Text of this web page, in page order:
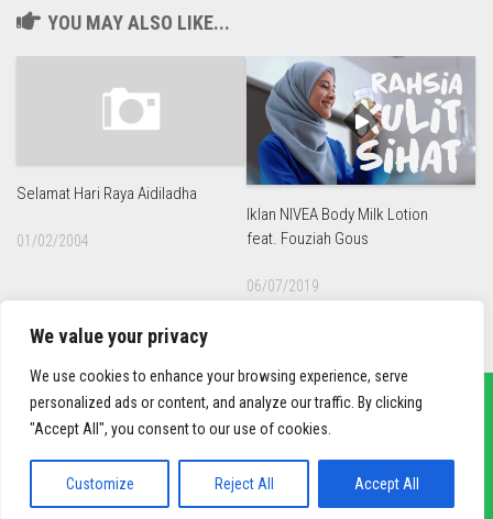
We value your privacy
We use cookies to enhance your browsing experience, serve
personalized ads or content, and analyze our traffic. By clicking
"Accept All", you consent to our use of cookies.
Customize Reject All Accept All
YOU MAY ALSO LIKE...
Selamat Hari Raya Aidiladha
01/02/2004
Iklan NIVEA Body Milk Lotion
feat. Fouziah Gous
06/07/2019
sief3r.com
Powered byWordPress. Theme byAlx.